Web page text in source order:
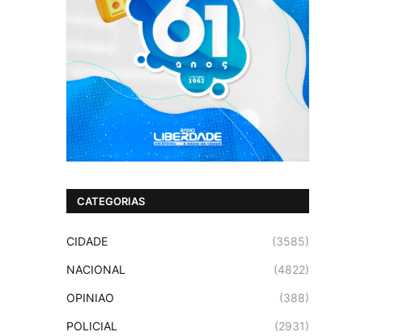
CATEGORIAS
CIDADE (3585)
NACIONAL (4822)
OPINIAO (388)
POLICIAL (2931)